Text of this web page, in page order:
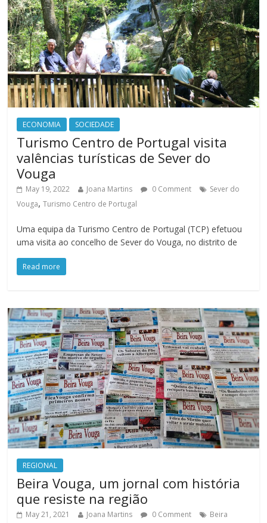
ECONOMIA SOCIEDADE
Turismo Centro de Portugal visita
valências turísticas de Sever do
Vouga
May 19, 2022 Joana Martins 0 Comment
Sever do
Vouga,Turismo Centro de Portugal
Uma equipa da Turismo Centro de Portugal (TCP) efetuou
uma visita ao concelho de Sever do Vouga, no distrito de
Read more
REGIONAL
Beira Vouga, um jornal com história
que resiste na região
May 21, 2021 Joana Martins 0 Comment
Beira